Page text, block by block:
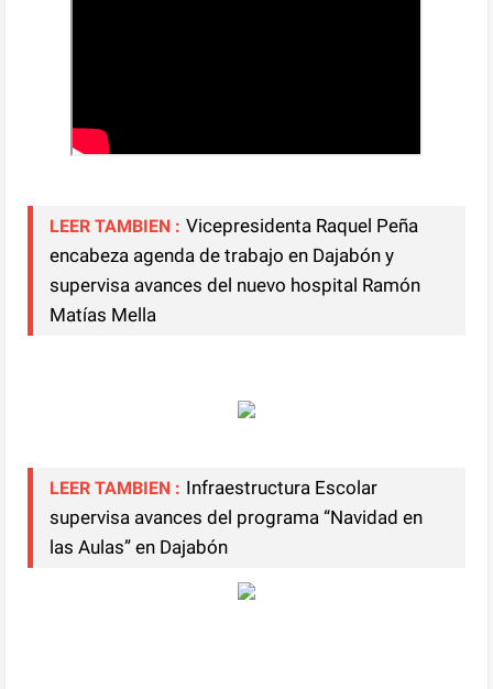
LEER TAMBIEN : Vicepresidenta Raquel Peña
encabeza agenda de trabajo en Dajabón y
supervisa avances del nuevo hospital Ramón
Matías Mella
LEER TAMBIEN : Infraestructura Escolar
supervisa avances del programa “Navidad en
las Aulas” en Dajabón